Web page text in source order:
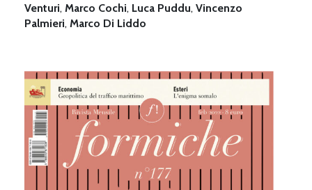
Venturi, Marco Cochi, Luca Puddu, Vincenzo
Palmieri, Marco Di Liddo